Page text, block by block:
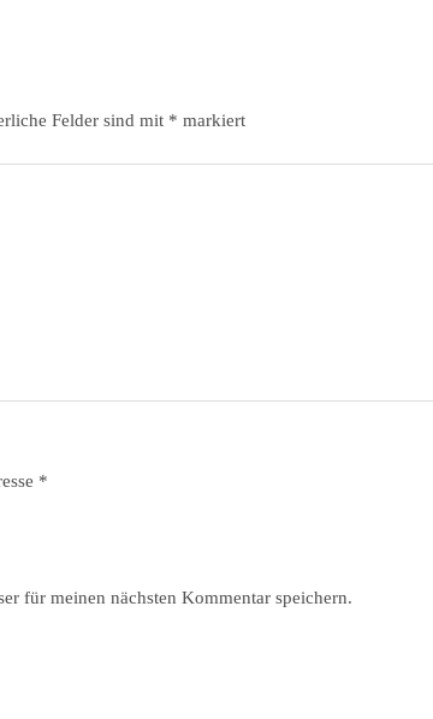
Felder sind mit * markiert
*
für meinen nächsten Kommentar speichern.